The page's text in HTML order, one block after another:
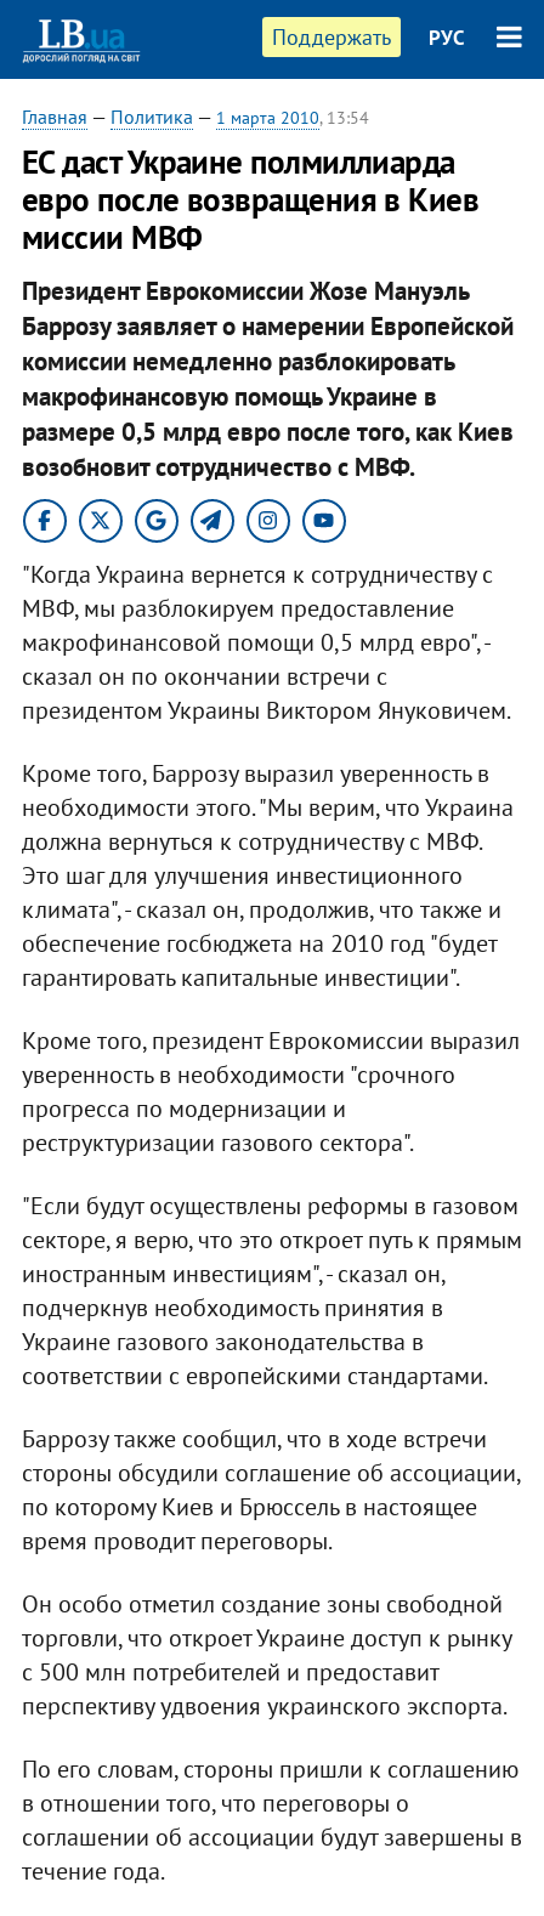
Поддержать РУС
Главная — Политика — 1 марта 2010, 13:54
ЕС даст Украине полмиллиарда
евро после возвращения в Киев
миссии МВФ
Президент Еврокомиссии Жозе Мануэль
Баррозу заявляет о намерении Европейской
комиссии немедленно разблокировать
макрофинансовую помощь Украине в
размере 0,5 млрд евро после того, как Киев
возобновит сотрудничество с МВФ.
"Когда Украина вернется к сотрудничеству с
МВФ, мы разблокируем предоставление
макрофинансовой помощи 0,5 млрд евро", -
сказал он по окончании встречи с
президентом Украины Виктором Януковичем.
Кроме того, Баррозу выразил уверенность в
необходимости этого. "Мы верим, что Украина
должна вернуться к сотрудничеству с МВФ.
Это шаг для улучшения инвестиционного
климата", - сказал он, продолжив, что также и
обеспечение госбюджета на 2010 год "будет
гарантировать капитальные инвестиции".
Кроме того, президент Еврокомиссии выразил
уверенность в необходимости "срочного
прогресса по модернизации и
реструктуризации газового сектора".
"Если будут осуществлены реформы в газовом
секторе, я верю, что это откроет путь к прямым
иностранным инвестициям", - сказал он,
подчеркнув необходимость принятия в
Украине газового законодательства в
соответствии с европейскими стандартами.
Баррозу также сообщил, что в ходе встречи
стороны обсудили соглашение об ассоциации,
по которому Киев и Брюссель в настоящее
время проводит переговоры.
Он особо отметил создание зоны свободной
торговли, что откроет Украине доступ к рынку
с 500 млн потребителей и предоставит
перспективу удвоения украинского экспорта.
По его словам, стороны пришли к соглашению
в отношении того, что переговоры о
соглашении об ассоциации будут завершены в
течение года.